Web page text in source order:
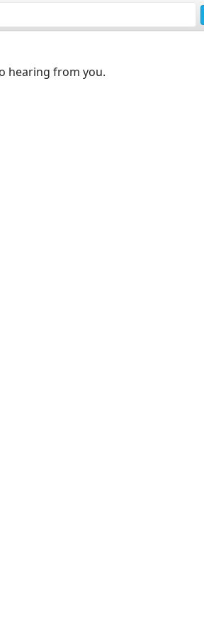
hearing from you.